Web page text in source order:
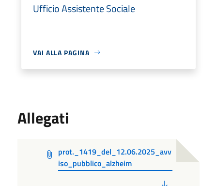
Ufficio Assistente Sociale
VAI ALLA PAGINA
Allegati
prot._1419_del_12.06.2025_avv
iso_pubblico_alzheim